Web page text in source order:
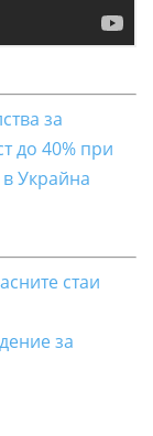
за
до 40% при
Украйна
стаи
за